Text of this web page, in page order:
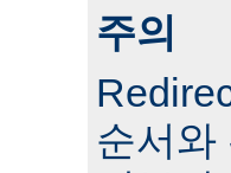
주의
순서와